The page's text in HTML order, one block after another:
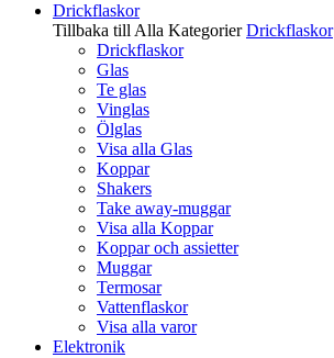
Drickflaskor
Tillbaka till Alla Kategorier Drickflaskor
Drickflaskor
Glas
Te glas
Vinglas
Ölglas
Visa alla Glas
Koppar
Shakers
Take away-muggar
Visa alla Koppar
Koppar och assietter
Muggar
Termosar
Vattenflaskor
Visa alla varor
Elektronik